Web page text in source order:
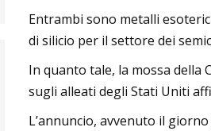
Entrambi sono metalli
di silicio per il settore dei
In quanto tale, la mossa della
sugli alleati degli Stati Uniti
L’annuncio, avvenuto il